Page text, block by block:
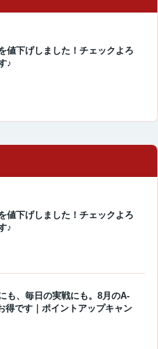
値下げしました！チェックよろ
♪
値下げしました！チェックよろ
♪
も、毎日の実戦にも。8月のA-
得です｜ポイントアップキャン